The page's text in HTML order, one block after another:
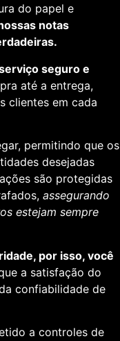
do papel e
notas
seguro e
até a entrega,
clientes em cada
permitindo que os
desejadas
são protegidas
assegurando
estejam sempre
por isso, você
a satisfação do
confiabilidade de
a controles de